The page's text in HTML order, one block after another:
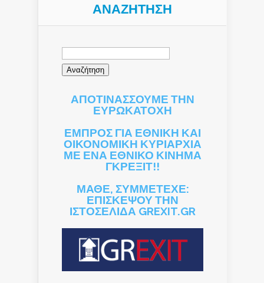
ΑΝΑΖΉΤΗΣΗ
Αναζήτηση
ΑΠΟΤΙΝΑΣΣΟΥΜΕ ΤΗΝ
ΕΥΡΩΚΑΤΟΧΗ
ΕΜΠΡΟΣ ΓΙΑ ΕΘΝΙΚΗ ΚΑΙ
ΟΙΚΟΝΟΜΙΚΗ ΚΥΡΙΑΡΧΙΑ
ΜΕ ΕΝΑ ΕΘΝΙΚΟ ΚΙΝΗΜΑ
ΓΚΡΕΞΙΤ!!
ΜΑΘΕ, ΣΥΜΜΕΤΕΧΕ:
ΕΠΙΣΚΕΨΟΥ ΤΗΝ
ΙΣΤΟΣΕΛΙΔΑ GREXIT.GR